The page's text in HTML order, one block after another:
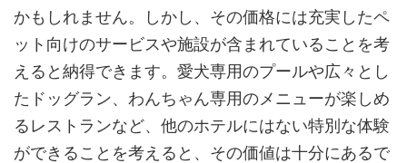
かもしれません。しかし、その価格には充実したペ
ット向けのサービスや施設が含まれていることを考
えると納得できます。愛犬専用のプールや広々とし
たドッグラン、わんちゃん専用のメニューが楽しめ
るレストランなど、他のホテルにはない特別な体験
ができることを考えると、その価値は十分にあるで